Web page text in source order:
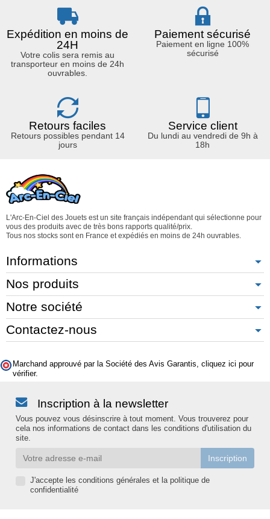
Expédition en moins de
24H
Votre colis sera remis au
transporteur en moins de 24h
ouvrables.
Paiement sécurisé
Paiement en ligne 100%
sécurisé
Retours faciles
Retours possibles pendant 14
jours
Service client
Du lundi au vendredi de 9h à
18h
L'Arc-En-Ciel des Jouets est un site français indépendant qui sélectionne pour
vous des produits avec de très bons rapports qualité/prix.
Tous nos stocks sont en France et expédiés en moins de 24h ouvrables.
Informations
Nos produits
Notre société
Contactez-nous
Marchand approuvé par la Société des Avis Garantis, cliquez ici pour
vérifier.
Inscription à la newsletter
Vous pouvez vous désinscrire à tout moment. Vous trouverez pour
cela nos informations de contact dans les conditions d'utilisation du
site.
J'accepte les conditions générales et la politique de
confidentialité